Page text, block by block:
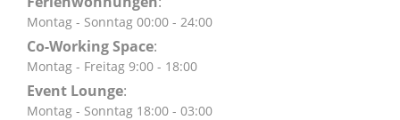
Montag - Sonntag 00:00 - 24:00
Co-Working Space:
Montag - Freitag 9:00 - 18:00
Event Lounge:
Montag - Sonntag 18:00 - 03:00